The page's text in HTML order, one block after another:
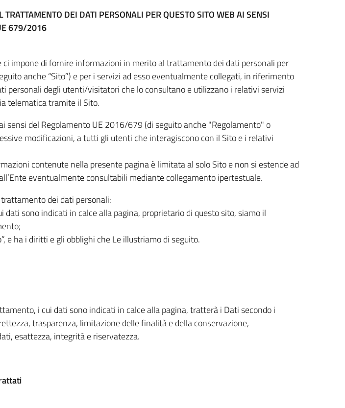
DEI DATI PERSONALI PER QUESTO SITO WEBAI SENSI
679/2016
impone di fornire informazioni in merito al trattamento dei dati personali per
anche “Sito”) e per i servizi ad esso eventualmente collegati, in riferimento
personali degli utenti/visitatori che lo consultano e utilizzano i relativi servizi
telematica tramite il Sito.
sensi del Regolamento UE 2016/679 (di seguito anche "Regolamento" o
modificazioni, a tutti gli utenti che interagiscono con il Sito e i relativi
contenute nella presente pagina è limitata al solo Sito e non si estende ad
eventualmente consultabili mediante collegamento ipertestuale.
dei dati personali:
dati sono indicati in calce alla pagina, proprietario di questo sito, siamo il
e ha i diritti e gli obblighi che Le illustriamo di seguito.
i cui dati sono indicati in calce alla pagina, tratterà i Dati secondo i
trasparenza, limitazione delle finalità e della conservazione,
esattezza, integrità e riservatezza.